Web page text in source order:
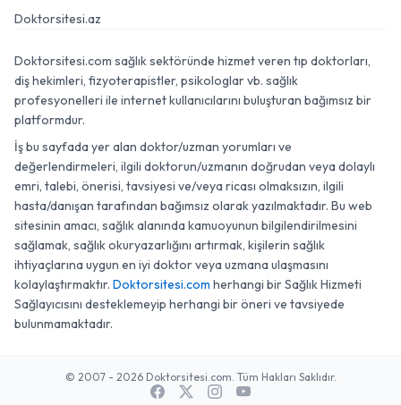
Doktorsitesi.az
Doktorsitesi.com sağlık sektöründe hizmet veren tıp doktorları,
diş hekimleri, fizyoterapistler, psikologlar vb. sağlık
profesyonelleri ile internet kullanıcılarını buluşturan bağımsız bir
platformdur.
İş bu sayfada yer alan doktor/uzman yorumları ve
değerlendirmeleri, ilgili doktorun/uzmanın doğrudan veya dolaylı
emri, talebi, önerisi, tavsiyesi ve/veya ricası olmaksızın, ilgili
hasta/danışan tarafından bağımsız olarak yazılmaktadır. Bu web
sitesinin amacı, sağlık alanında kamuoyunun bilgilendirilmesini
sağlamak, sağlık okuryazarlığını artırmak, kişilerin sağlık
ihtiyaçlarına uygun en iyi doktor veya uzmana ulaşmasını
kolaylaştırmaktır. Doktorsitesi.com herhangi bir Sağlık Hizmeti
Sağlayıcısını desteklemeyip herhangi bir öneri ve tavsiyede
bulunmamaktadır.
© 2007 - 2026 Doktorsitesi.com. Tüm Hakları Saklıdır.